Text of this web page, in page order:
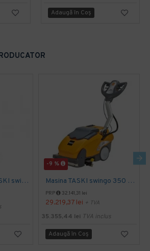
Adaugă în Coş
Masina verticala TASKI swingo 150 E EURO, 1100W
-9 %
Masina TASKI swingo 350 B BMS EURO
PRP 32.141,31 lei
29.219,37 lei + TVA
35.355,44 lei TVA inclus
Adaugă în Coş